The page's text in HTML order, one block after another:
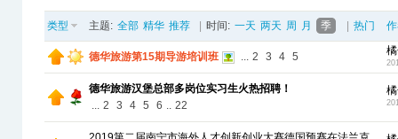
类型 主题: 全部 精华 推荐 时间: 一天 两天 周 月 季 热门
德华旅游第15期导游培训班 ... 2 3 4 5
德华旅游汉堡总部多岗位实习生火热招聘！
... 2 3 4 5 6 .. 22